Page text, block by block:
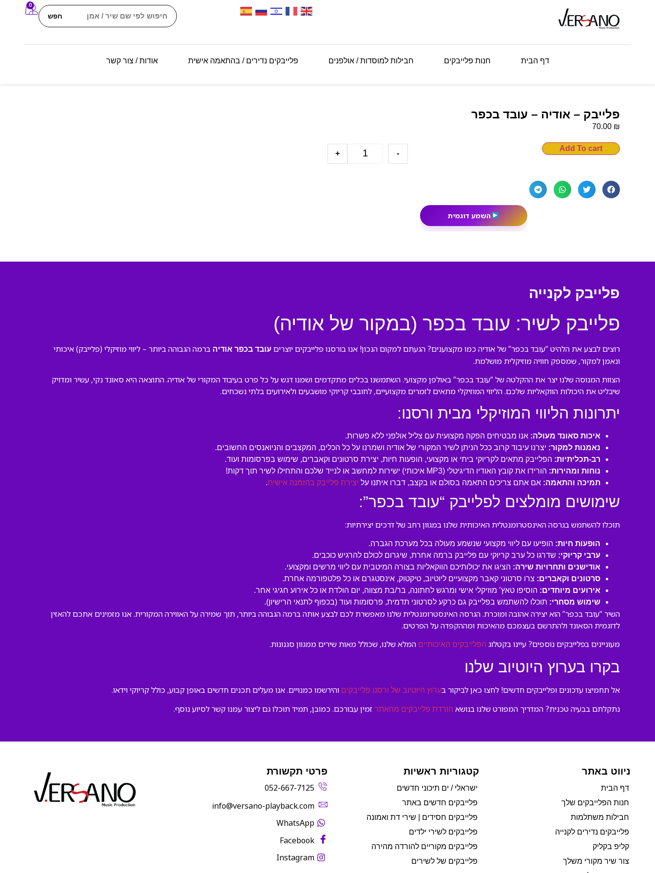
חפש
0
דף הבית חנות פלייבקים חבילות למוסדות / אולפנים פלייבקים נדירים / בהתאמה אישית אודות / צור קשר
פלייבק – אודיה – עובד בכפר
70.00 ₪
-
+
Add To cart
השמע דוגמית
פלייבק לקנייה
פלייבק לשיר: עובד בכפר (במקור של אודיה)
רוצים לבצע את הלהיט “עובד בכפר” של אודיה כמו מקצוענים? הגעתם למקום הנכון! אנו בורסנו פלייבקים יוצרים עובד בכפר אודיה ברמה הגבוהה ביותר – ליווי מוזיקלי (פלייבק) איכותי
ונאמן למקור, שמספק חוויה מוזיקלית מושלמת.
הצוות המנוסה שלנו יצר את ההקלטה של “עובד בכפר” באולפן מקצועי. השתמשנו בכלים מתקדמים ושמנו דגש על כל פרט בעיבוד המקורי של אודיה. התוצאה היא סאונד נקי, עשיר ומדויק
שיבליט את היכולות הווקאליות שלכם. הליווי המוזיקלי מתאים לזמרים מקצועיים, לחובבי קריוקי מושבעים ולאירועים בלתי נשכחים.
יתרונות הליווי המוזיקלי מבית ורסנו:
איכות סאונד מעולה: אנו מבטיחים הפקה מקצועית עם צליל אולפני ללא פשרות.
נאמנות למקור: יצרנו עיבוד קרוב ככל הניתן לשיר המקורי של אודיה ושמרנו על כל הכלים, המקצבים והניואנסים החשובים.
רב-תכליתיות: הפלייבק מתאים לקריוקי ביתי או מקצועי, הופעות חיות, יצירת סרטונים וקאברים, שימוש בפרסומות ועוד.
נוחות ומהירות: הורידו את קובץ האודיו הדיגיטלי (MP3 איכותי) ישירות למחשב או לנייד שלכם והתחילו לשיר תוך דקות!
תמיכה והתאמה: אם אתם צריכים התאמה בסולם או בקצב, דברו איתנו על יצירת פלייבק בהזמנה אישית.
שימושים מומלצים לפלייבק “עובד בכפר”:
תוכלו להשתמש בגרסה האינסטרומנטלית האיכותית שלנו במגוון רחב של דרכים יצירתיות:
הופעות חיות: הופיעו עם ליווי מקצועי שנשמע מעולה בכל מערכת הגברה.
ערבי קריוקי: שדרגו כל ערב קריוקי עם פלייבק ברמה אחרת, שיגרום לכולם להרגיש כוכבים.
אודישנים ותחרויות שירה: הציגו את יכולותיכם הווקאליות בצורה המיטבית עם ליווי מרשים ומקצועי.
סרטונים וקאברים: צרו סרטוני קאבר מקצועיים ליוטיוב, טיקטוק, אינסטגרם או כל פלטפורמה אחרת.
אירועים מיוחדים: הוסיפו טאץ’ מוזיקלי אישי ומרגש לחתונה, בר/בת מצווה, יום הולדת או כל אירוע חגיגי אחר.
שימוש מסחרי: תוכלו להשתמש בפלייבק גם כרקע לסרטוני תדמית, פרסומות ועוד (בכפוף לתנאי הרישיון).
השיר “עובד בכפר” הוא יצירה אהובה ומוכרת. הגרסה האינסטרומנטלית שלנו מאפשרת לכם לבצע אותה ברמה הגבוהה ביותר, תוך שמירה על האווירה המקורית. אנו מזמינים אתכם להאזין
לדוגמית הסאונד ולהתרשם בעצמכם מהאיכות ומההקפדה על הפרטים.
מעוניינים בפלייבקים נוספים? עיינו בקטלוג הפלייבקים האיכותיים המלא שלנו, שכולל מאות שירים ממגוון סגנונות.
בקרו בערוץ היוטיוב שלנו
אל תחמיצו עדכונים ופלייבקים חדשים! לחצו כאן לביקור בערוץ היוטיוב של ורסנו פלייבקים והירשמו כמנויים. אנו מעלים תכנים חדשים באופן קבוע, כולל קריוקי וידאו.
נתקלתם בבעיה טכנית? המדריך המפורט שלנו בנושא הורדת פלייבקים מהאתר זמין עבורכם. כמובן, תמיד תוכלו גם ליצור עמנו קשר לסיוע נוסף.
ניווט באתר
דף הבית
חנות הפלייבקים שלך
חבילות משתלמות
פלייבקים נדירים לקנייה
קליפ בקליק
צור שיר מקורי משלך
קטגוריות ראשיות
ישראלי / ים תיכוני חדשים
פלייבקים חדשים באתר
פלייבקים חסידים | שירי דת ואמונה
פלייבקים לשירי ילדים
פלייבקים מקוריים להורדה מהירה
פלייבקים של לשירים
פרטי תקשורת
052-667-7125
‫info@versano-playback.com‬
WhatsApp
Facebook
Instagram